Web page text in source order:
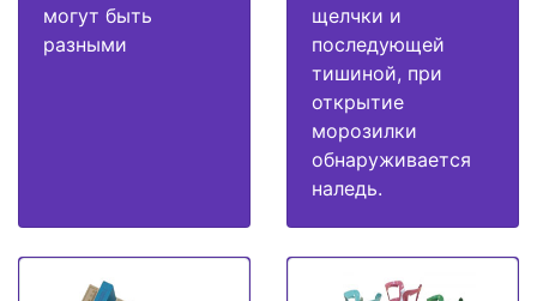
могут быть
разными
щелчки и
последующей
тишиной, при
открытие
морозилки
обнаруживается
наледь.